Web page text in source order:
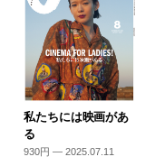
私たちには映画があ
る
930円 — 2025.07.11